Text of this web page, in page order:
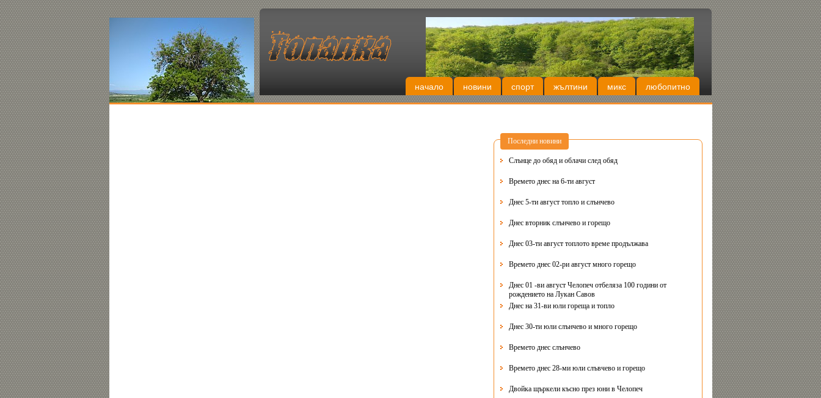
начало новини спорт жълтини микс любопитно
Последни новини
Слънце до обяд и облачи след обяд
Времето днес на 6-ти август
Днес 5-ти август топло и слънчево
Днес вторник слънчево и горещо
Днес 03-ти август топлото време продължава
Времето днес 02-ри август много горещо
Днес 01 -ви август Челопеч отбеляза 100 години от
рождението на Лукан Савов
Днес на 31-ви юли гореща и топло
Днес 30-ти юли слънчево и много горещо
Времето днес слънчево
Времето днес 28-ми юли слъвчево и горещо
Двойка щъркели късно през юни в Челопеч